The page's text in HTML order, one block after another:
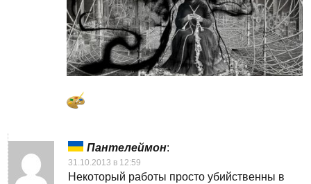
Пантелеймон:
31.10.2013 в 12:59
Некоторый работы просто убийственны в